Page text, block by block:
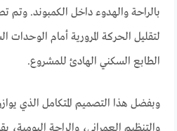
بالراحة والهدوء داخل الكمبوند. وتم
لتقليل الحركة المرورية أمام الوحدات
الطابع السكني الهادئ للمشروع.
وبفضل هذا التصميم المتكامل الذي
والتنظيم العمراني، والراحة اليومية،